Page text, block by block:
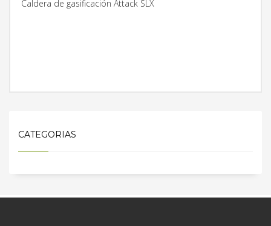
Caldera de gasificación Attack SLX
CATEGORIAS